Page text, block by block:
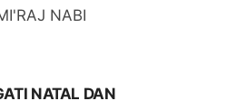
NABI
NATAL DAN